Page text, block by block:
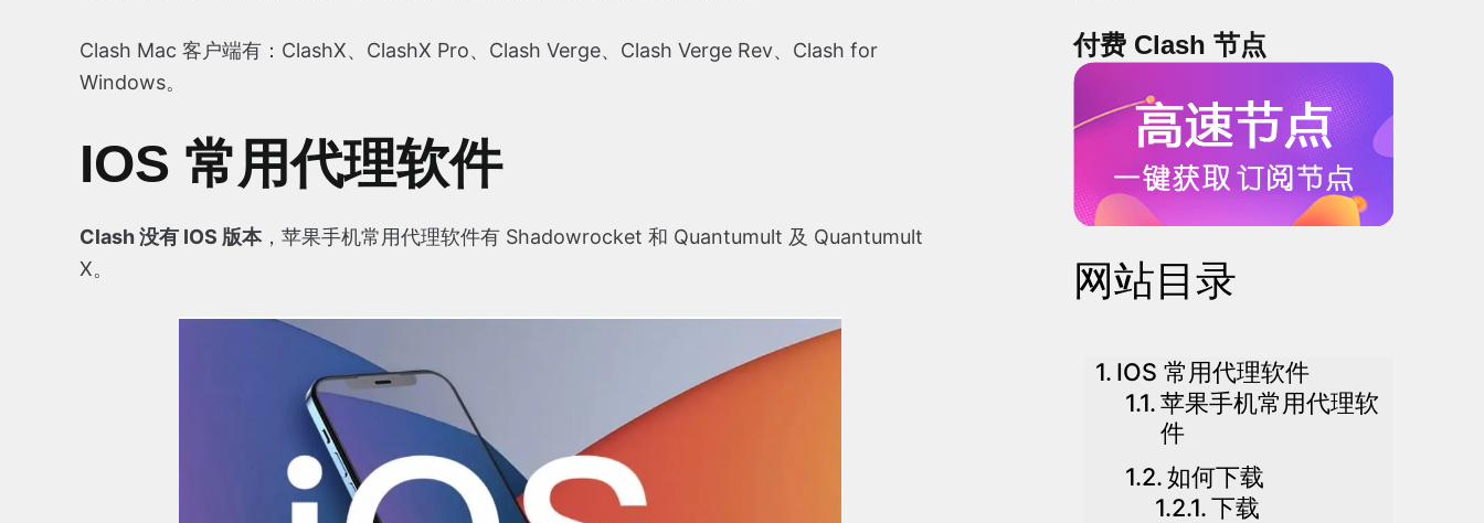
Clash Mac 客户端有：ClashX、ClashX Pro、Clash Verge、Clash Verge Rev、Clash for
Windows。
IOS 常用代理软件
Clash 没有 IOS 版本，苹果手机常用代理软件有 Shadowrocket 和 Quantumult 及 Quantumult
X。
付费 Clash 节点
网站目录
IOS 常用代理软件
苹果手机常用代理软
件
如何下载
下载